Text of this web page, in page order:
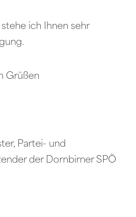
ich Ihnen sehr
Grüßen
Partei- und
der Dornbirner SPÖ